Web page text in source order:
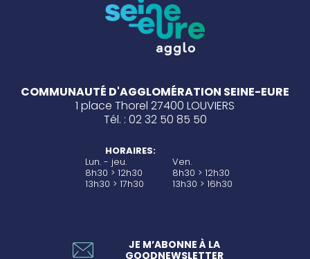
COMMUNAUTÉ D'AGGLOMÉRATION SEINE-EURE
1 place Thorel 27400 LOUVIERS
Tél. : 02 32 50 85 50
HORAIRES:
Lun. - jeu.
8h30 > 12h30
13h30 > 17h30
Ven.
8h30 > 12h30
13h30 > 16h30
JE M’ABONNE À LA
GOODNEWSLETTER